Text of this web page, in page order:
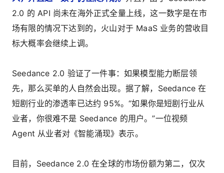
2.0 的 API 尚未在海外正式全量上线，这一数字是在市
场有限的情况下达到的，火山对于 MaaS 业务的营收目
标大概率会继续上调。
Seedance 2.0 验证了一件事：如果模型能力断层领
先，那么买单的人自然会出现。据了解，Seedance 在
短剧行业的渗透率已达约 95%。“如果你是短剧行业从
业者，你很难不是 Seedance 的用户。”一位视频
Agent 从业者对《智能涌现》表示。
目前，Seedance 2.0 在全球的市场份额为第二，仅次